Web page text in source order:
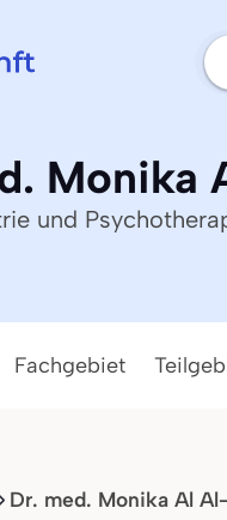
Monika
und
Fachgebiet
Dr. med. Monika Al